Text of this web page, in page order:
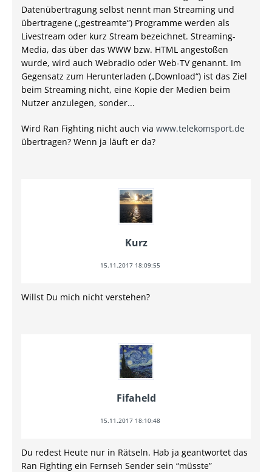
Datenübertragung selbst nennt man Streaming und
übertragene („gestreamte“) Programme werden als
Livestream oder kurz Stream bezeichnet. Streaming-
Media, das über das WWW bzw. HTML angestoßen
wurde, wird auch Webradio oder Web-TV genannt. Im
Gegensatz zum Herunterladen („Download“) ist das Ziel
beim Streaming nicht, eine Kopie der Medien beim
Nutzer anzulegen, sonder...
Wird Ran Fighting nicht auch via www.telekomsport.de
übertragen? Wenn ja läuft er da?
Kurz
15.11.2017 18:09:55
Willst Du mich nicht verstehen?
Fifaheld
15.11.2017 18:10:48
Du redest Heute nur in Rätseln. Hab ja geantwortet das
Ran Fighting ein Fernseh Sender sein “müsste”